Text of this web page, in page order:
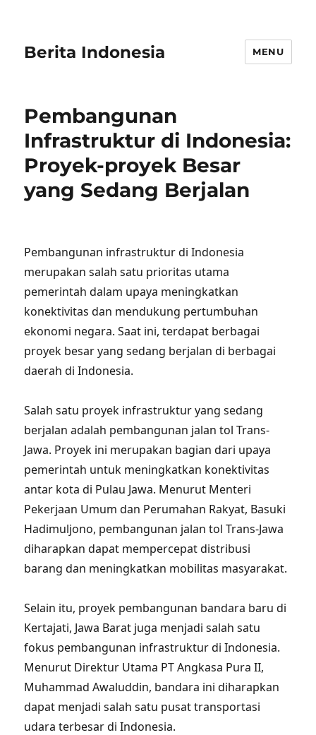
Berita Indonesia MENU
Pembangunan
Infrastruktur di Indonesia:
Proyek-proyek Besar
yang Sedang Berjalan
Pembangunan infrastruktur di Indonesia
merupakan salah satu prioritas utama
pemerintah dalam upaya meningkatkan
konektivitas dan mendukung pertumbuhan
ekonomi negara. Saat ini, terdapat berbagai
proyek besar yang sedang berjalan di berbagai
daerah di Indonesia.
Salah satu proyek infrastruktur yang sedang
berjalan adalah pembangunan jalan tol Trans-
Jawa. Proyek ini merupakan bagian dari upaya
pemerintah untuk meningkatkan konektivitas
antar kota di Pulau Jawa. Menurut Menteri
Pekerjaan Umum dan Perumahan Rakyat, Basuki
Hadimuljono, pembangunan jalan tol Trans-Jawa
diharapkan dapat mempercepat distribusi
barang dan meningkatkan mobilitas masyarakat.
Selain itu, proyek pembangunan bandara baru di
Kertajati, Jawa Barat juga menjadi salah satu
fokus pembangunan infrastruktur di Indonesia.
Menurut Direktur Utama PT Angkasa Pura II,
Muhammad Awaluddin, bandara ini diharapkan
dapat menjadi salah satu pusat transportasi
udara terbesar di Indonesia.